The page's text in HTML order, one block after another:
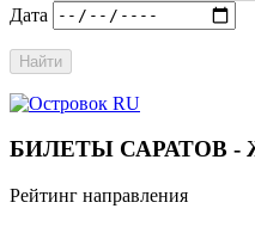
Дата
Найти
БИЛЕТЫ САРАТОВ
Рейтинг направления